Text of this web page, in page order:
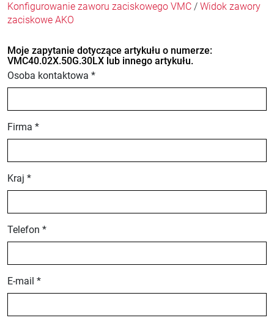
Konfigurowanie zaworu zaciskowego VMC / Widok zawory
zaciskowe AKO
Moje zapytanie dotyczące artykułu o numerze:
VMC40.02X.50G.30LX lub innego artykułu.
Osoba kontaktowa *
Firma *
Kraj *
Telefon *
E-mail *